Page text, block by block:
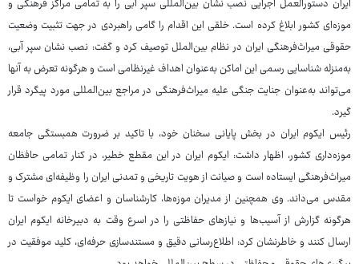
ایران دستورالعمل اجرایی نصب نشان بین‌المللی سپر آبی را به تمامی مراکز فرهنگی و
موزه‌ای کشور ابلاغ کرده است. خلقی این اقدام را گامی راهبردی در جهت تثبیت وضعیت
حقوقی میراث‌فرهنگی ایران در نظام بین‌الملل توصیف کرد و گفت: نصب نشان سپر آبی،
به‌منزله شناسایی رسمی این اماکن به‌عنوان اهداف غیرنظامی است و هرگونه تعرض به آنها
می‌تواند به‌عنوان جنایت جنگی علیه میراث‌فرهنگی در مراجع بین‌المللی مورد پیگرد قرار
گیرد.
رئیس ایکوم ایران در بخش پایانی سخنان خود، با تاکید بر ضرورت همبستگی جامعه
موزه‌داری کشور، اظهار داشت: ایکوم ایران در این مقطع خطیر، در کنار تمامی حافظان
میراث‌فرهنگی ایستاده است و صیانت از هویت تاریخی و تمدنی ایران را وظیفه‌ای مشترک و
مقدس می‌داند. وی همچنین از مدیران موزه‌ها، کارشناسان و اعضای ایکوم خواست تا
هرگونه گزارش از آسیب‌ها و نیازهای حفاظتی را در اسرع وقت به دبیرخانه ایکوم ایران
ارسال کنند و خاطرنشان کرد: اطلاع‌رسانی دقیق و مستندسازی حرفه‌ای، کلید موفقیت در